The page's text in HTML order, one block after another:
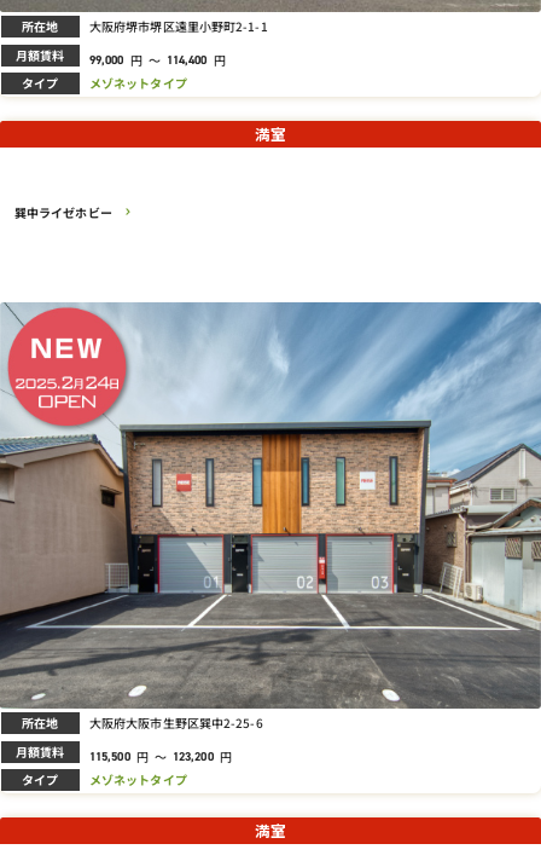
所在地 大阪府堺市堺区遠里小野町2-1-1
月額賃料 99,000 円 ～ 114,400 円
タイプ メゾネットタイプ
巽中ライゼホビー
満室
所在地 大阪府大阪市生野区巽中2-25-6
月額賃料 115,500 円 ～ 123,200 円
タイプ メゾネットタイプ
満室